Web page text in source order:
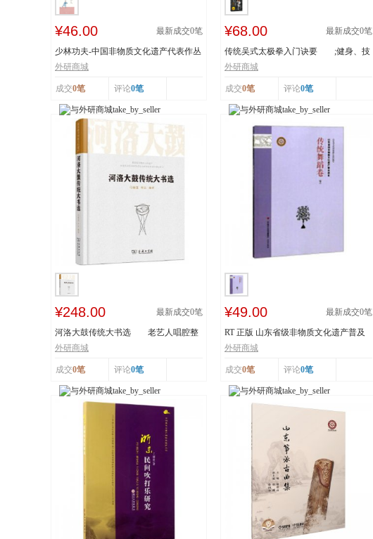
¥46.00 最新成交0笔
少林功夫-中国非物质文化遗产代表作丛
书
外研商城
成交0笔 评论0笔
¥68.00 最新成交0笔
传统吴式太极拳入门诀要 ;健身、技
击、穴位、意...
外研商城
成交0笔 评论0笔
¥248.00 最新成交0笔
河洛大鼓传统大书选 老艺人唱腔整
理 采撷民间...
外研商城
成交0笔 评论0笔
¥49.00 最新成交0笔
RT 正版 山东省级非物质文化遗产普及
读本:下:传统舞...
外研商城
成交0笔 评论0笔